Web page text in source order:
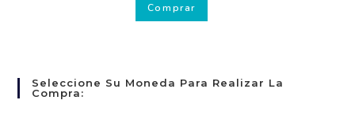
Comprar
Seleccione Su Moneda Para Realizar La
Compra: